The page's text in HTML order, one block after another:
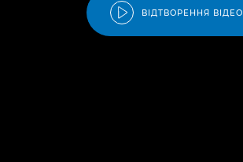
ВІДТВОРЕННЯ ВІДЕО